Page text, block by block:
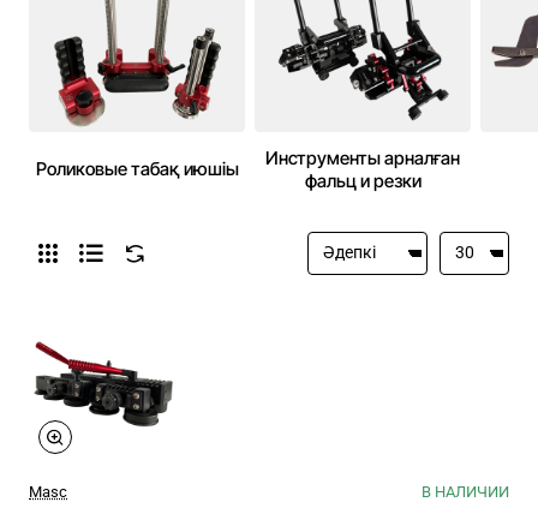
Роликовые табақ июшіы
Инструменты арналған
фальц и резки
Masc В НАЛИЧИИ